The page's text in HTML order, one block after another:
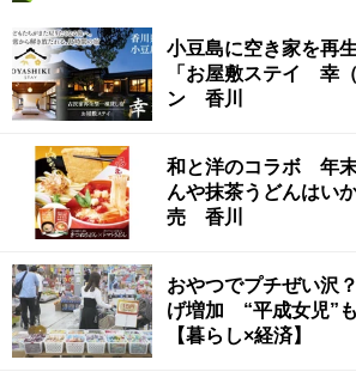
小豆島に空き家を再
「お屋敷ステイ 幸
ン 香川
和と洋のコラボ 年
んや抹茶うどんはい
売 香川
おやつでプチぜい沢
げ増加 “平成女児”
【暮らし×経済】